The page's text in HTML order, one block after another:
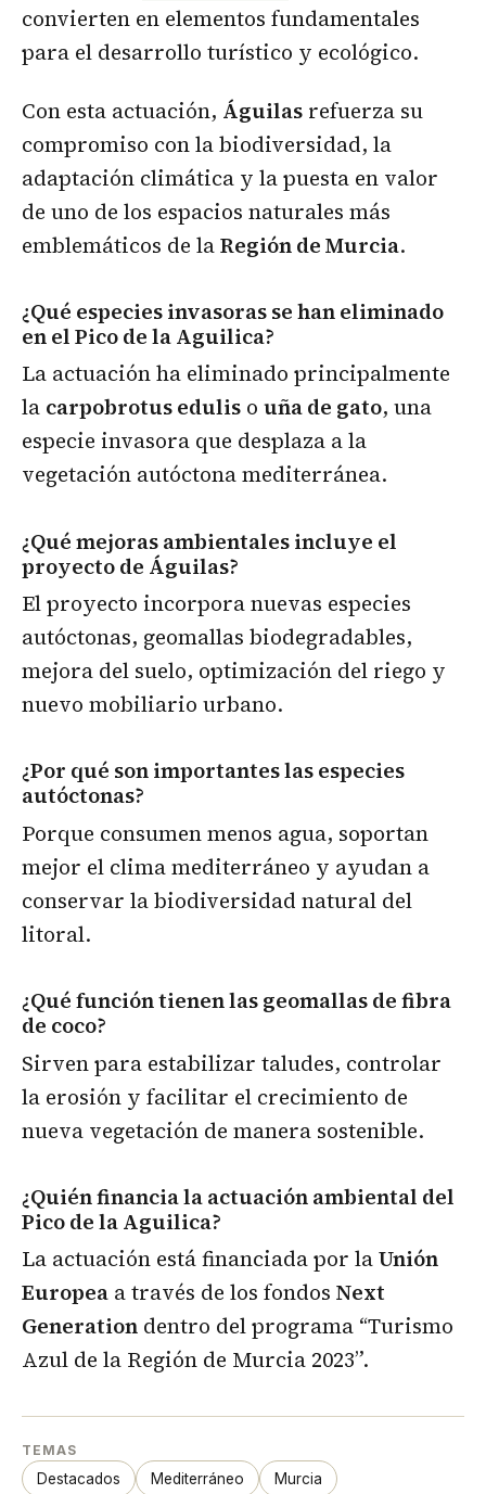
convierten en elementos fundamentales
para el desarrollo turístico y ecológico.
Con esta actuación, Águilas refuerza su
compromiso con la biodiversidad, la
adaptación climática y la puesta en valor
de uno de los espacios naturales más
emblemáticos de laRegión de Murcia.
¿Qué especies invasoras se han eliminado
en el Pico de la Aguilica?
La actuación ha eliminado principalmente
la carpobrotus edulis o uña de gato, una
especie invasora que desplaza a la
vegetación autóctona mediterránea.
¿Qué mejoras ambientales incluye el
proyecto de Águilas?
El proyecto incorpora nuevas especies
autóctonas, geomallas biodegradables,
mejora del suelo, optimización del riego y
nuevo mobiliario urbano.
¿Por qué son importantes las especies
autóctonas?
Porque consumen menos agua, soportan
mejor el clima mediterráneo y ayudan a
conservar la biodiversidad natural del
litoral.
¿Qué función tienen las geomallas de fibra
de coco?
Sirven para estabilizar taludes, controlar
la erosión y facilitar el crecimiento de
nueva vegetación de manera sostenible.
¿Quién financia la actuación ambiental del
Pico de la Aguilica?
La actuación está financiada por laUnión
Europea a través de los fondos Next
Generation dentro del programa “Turismo
Azul de la Región de Murcia 2023”.
TEMAS
Destacados Mediterráneo Murcia